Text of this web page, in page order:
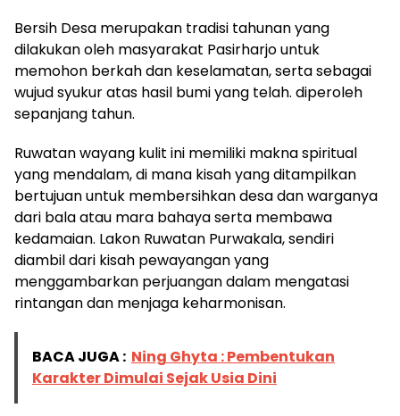
Bersih Desa merupakan tradisi tahunan yang
dilakukan oleh masyarakat Pasirharjo untuk
memohon berkah dan keselamatan, serta sebagai
wujud syukur atas hasil bumi yang telah. diperoleh
sepanjang tahun.
Ruwatan wayang kulit ini memiliki makna spiritual
yang mendalam, di mana kisah yang ditampilkan
bertujuan untuk membersihkan desa dan warganya
dari bala atau mara bahaya serta membawa
kedamaian. Lakon Ruwatan Purwakala, sendiri
diambil dari kisah pewayangan yang
menggambarkan perjuangan dalam mengatasi
rintangan dan menjaga keharmonisan.
BACA JUGA : Ning Ghyta : Pembentukan
Karakter Dimulai Sejak Usia Dini